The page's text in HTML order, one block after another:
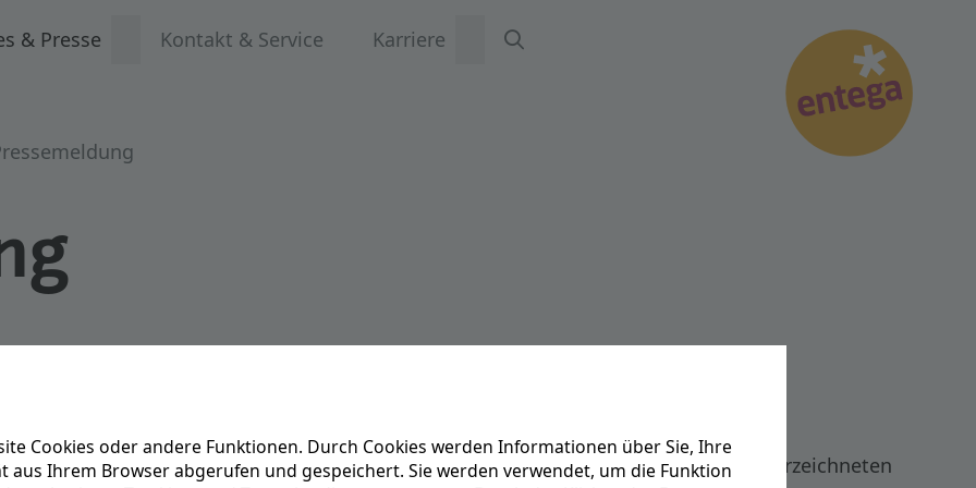
Cookies oder andere Funktionen. Durch Cookies werden Informationen über Sie, Ihre
aus Ihrem Browser abgerufen und gespeichert. Sie werden verwendet, um die Funktion
& Presse Kontakt & Service Karriere
und Gasversorgung weiter auf ENTEGA
AG setzen ihre langjährige, enge Zusammenarbeit fort: Am 24. Juni 2026 unterzeichneten